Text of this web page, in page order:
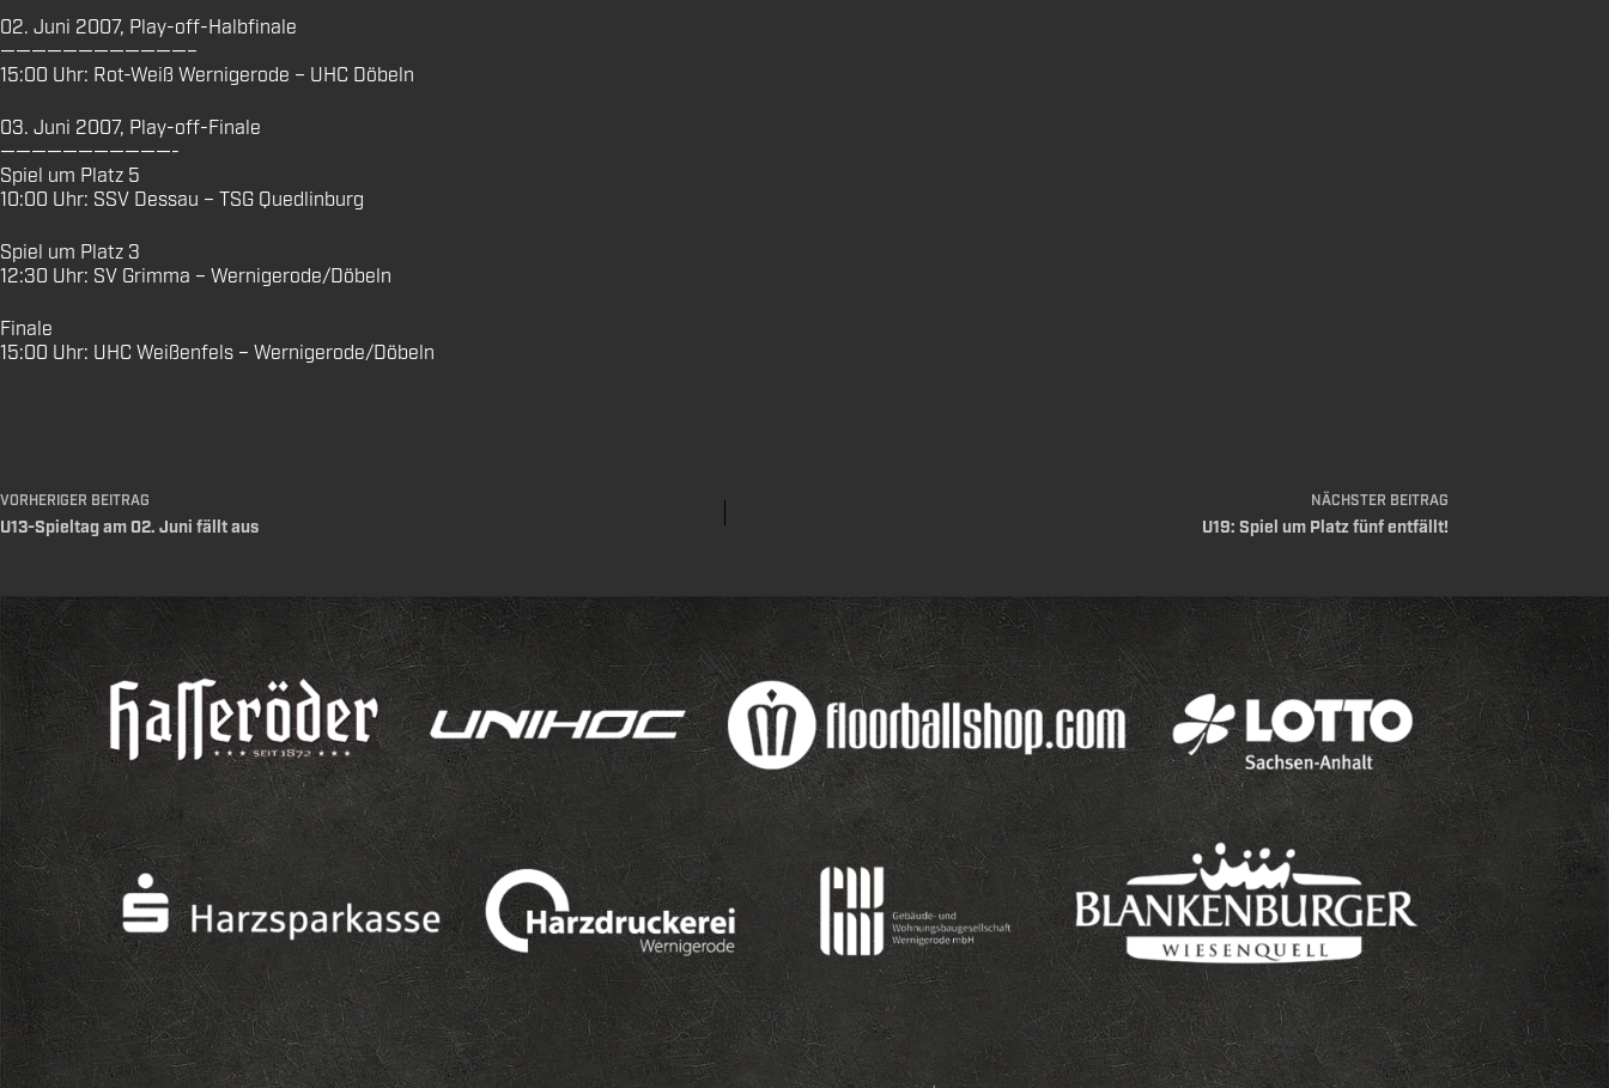
02. Juni 2007, Play-off-Halbfinale
————————————–
15:00 Uhr: Rot-Weiß Wernigerode – UHC Döbeln
03. Juni 2007, Play-off-Finale
———————————-
Spiel um Platz 5
10:00 Uhr: SSV Dessau – TSG Quedlinburg
Spiel um Platz 3
12:30 Uhr: SV Grimma – Wernigerode/Döbeln
Finale
15:00 Uhr: UHC Weißenfels – Wernigerode/Döbeln
VORHERIGER BEITRAG
U13-Spieltag am 02. Juni fällt aus
NÄCHSTER BEITRAG
U19: Spiel um Platz fünf entfällt!